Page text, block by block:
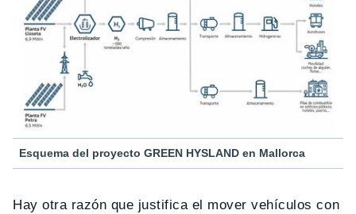
Esquema del proyecto GREEN HYSLAND en Mallorca
Hay otra razón que justifica el mover vehículos con